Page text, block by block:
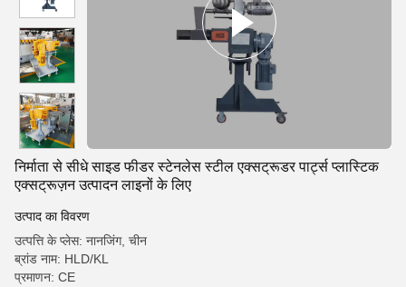
निर्माता से सीधे साइड फीडर स्टेनलेस स्टील एक्सट्रूडर पार्ट्स प्लास्टिक
एक्सट्रूज़न उत्पादन लाइनों के लिए
उत्पाद का विवरण
उत्पत्ति के प्लेस: नानजिंग, चीन
ब्रांड नाम: HLD/KL
प्रमाणन: CE